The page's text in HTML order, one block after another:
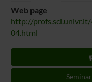
Web page
http://
04.html